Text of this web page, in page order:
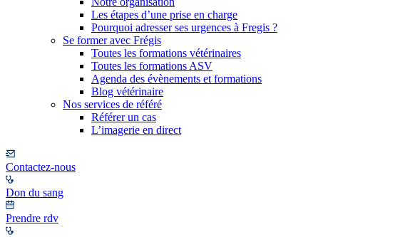
Les étapes d’une prise en charge
Pourquoi adresser ses urgences à Fregis ?
Se former avec Frégis
Toutes les formations vétérinaires
Toutes les formations ASV
Agenda des évènements et formations
Blog vétérinaire
Nos services de référé
Référer un cas
L’imagerie en direct
Contactez-nous
Don du sang
Prendre rdv